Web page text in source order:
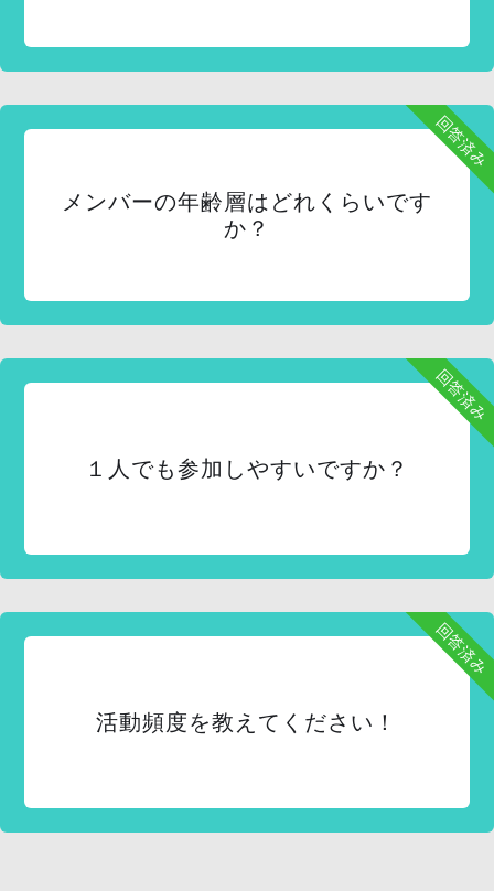
回答済み
メンバーの年齢層はどれくらいです
か？
回答済み
１人でも参加しやすいですか？
回答済み
活動頻度を教えてください！